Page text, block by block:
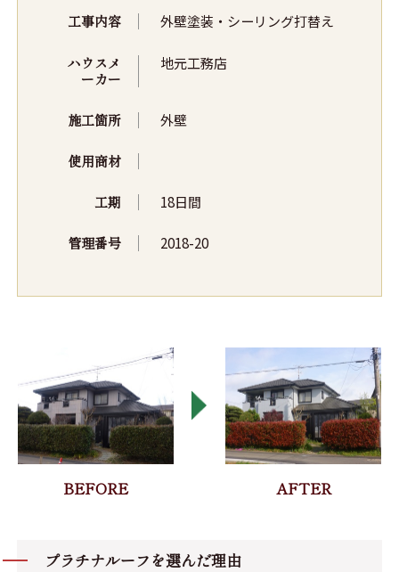
工事内容 外壁塗装・シーリング打替え
ハウスメ
ーカー
地元工務店
施工箇所 外壁
使用商材
工期 18日間
管理番号 2018-20
プラチナルーフを選んだ理由